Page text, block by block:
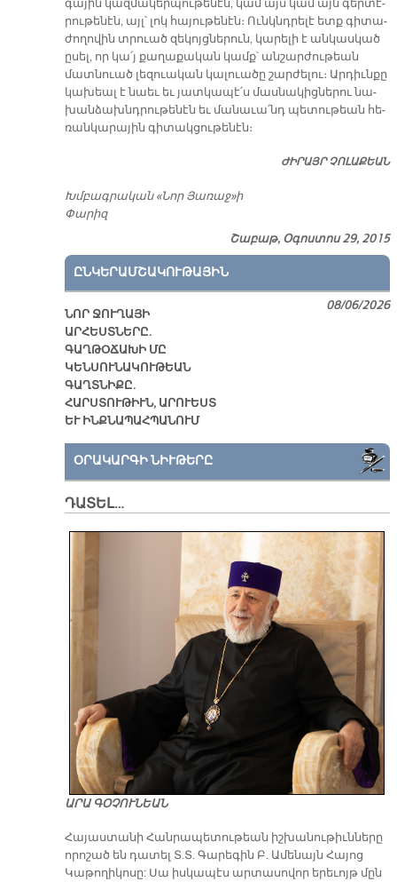
գա­յին կազ­մա­կեր­պու­թե­նէն, կամ այս կամ այն գեր­տէ­
րու­թենէն, այլ՝ լոկ հա­յու­թե­նէն։ Ունկնդ­րե­լէ ետք գի­տա­
ժո­ղո­վին տրուած զե­կոյց­նե­րուն, կա­րե­լի է ան­կաս­կած
ը­սել, որ կա՛յ քա­ղա­քա­կան կամք՝ ան­շար­ժու­թեան
մատ­նուած լե­զուա­կան կա­լուա­ծը շար­ժե­լու։ Ար­դիւն­քը
կա­խեալ է նաեւ եւ յատ­կա­պէ՛ս մաս­նա­կից­նե­րու նա­
խան­ձախնդ­րու­թենէն եւ մա­նա­ւա՛նդ պե­տու­թեան հե­
ռան­կա­րա­յին գի­տակ­ցու­թե­նէն։
ԺԻ­ՐԱՅՐ ՉՈ­ԼԱ­ՔԵԱՆ
Խմբագրական «Նոր Յառաջ»ի
Փարիզ
Շաբաթ, Օգոստոս 29, 2015
ԸՆԿԵՐԱՄՇԱԿՈՒԹԱՅԻՆ
ՆՈՐ ՋՈՒՂԱՅԻ
ԱՐՀԵՍՏՆԵՐԸ.
ԳԱՂԹՕՃԱԽԻ ՄԸ
ԿԵՆՍՈՒՆԱԿՈՒԹԵԱՆ
ԳԱՂՏՆԻՔԸ.
ՀԱՐՍՏՈՒԹԻՒՆ, ԱՐՈՒԵՍՏ
ԵՒ ԻՆՔՆԱՊԱՀՊԱՆՈՒՄ
08/06/2026
ՕՐԱԿԱՐԳԻ ՆԻՒԹԵՐԸ
ԴԱՏԵԼ…
ԱՐԱ ԳՕՉՈՒՆԵԱՆ
​Հայաստանի Հանրապետութեան իշխանութիւնները
որոշած են դատել Տ.Տ. Գարեգին Բ. Ամենայն Հայոց
Կաթողիկոսը: Սա իսկապէս արտասովոր երեւոյթ մըն